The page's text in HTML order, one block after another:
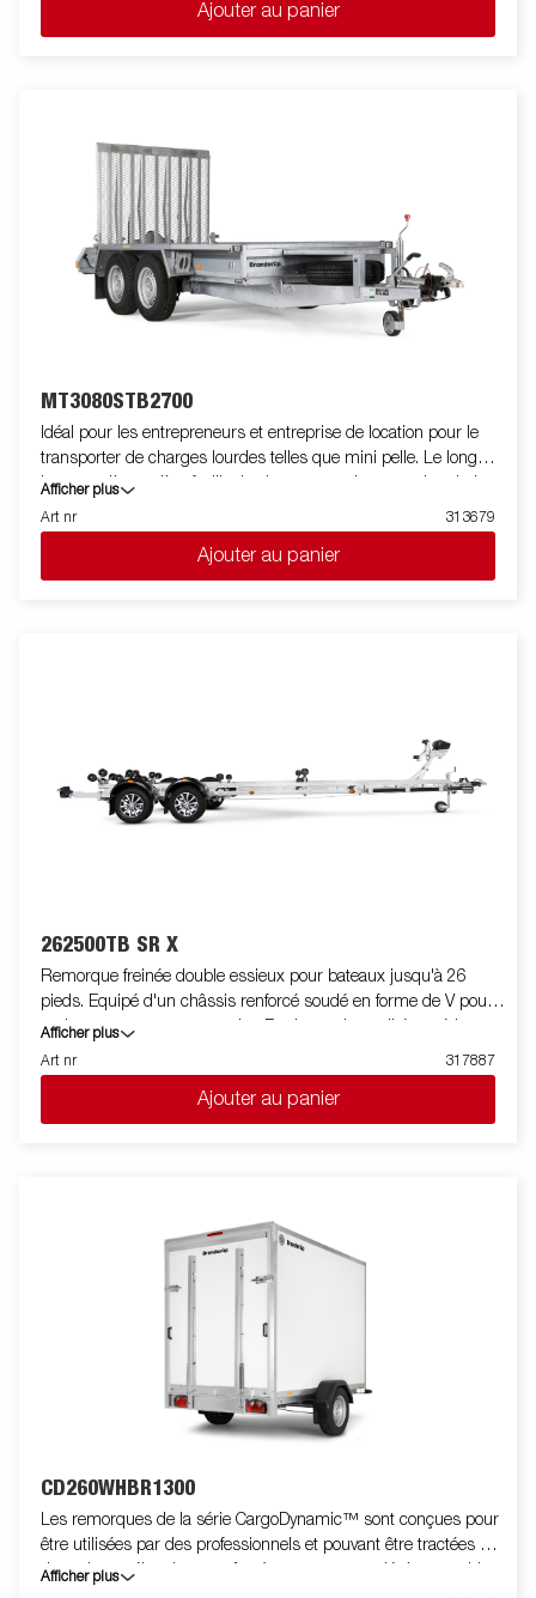
renforcés et de rouleaux latéraux réglables pour s’adapter
facilement à votre bateau. Chassis galvanisé à chaud pour une
pour une durée de vie prolongée. Le treuil et la potence de treuil
sont facilement réglables pour s'adapter à votre bateau. La
potence de treuil est également équipée d'une chaine de
sécurité supplémentaire pour sécuriser votre bateau sur la
remorque lors du transport. Les feux télescopiques réglables
facilitent l'utilisation de la remorque pour bateau, offrant une
plus grande flexibilité, commodité et sécurité sur la route.
L'ensemble de feu est entièrement étanche, y compris le
connecteur et le faiceau. Les images sont fournies à titre
option.
Ajouter au panier
MT3080STB2700
Idéal pour les entrepreneurs et entreprise de location pour le
transporter de charges lourdes telles que mini pelle. Le long
hayon arrière arrière facilite le chargement. Les marche pieds et
garde boue renforcés facilitent l'accès au chargement. Le
support godet et roue jockey sont de série. Les images ne sont
données qu'à titre indicatif et peuvent présenter des
équipements optionnels.
Afficher plus
Art nr
313679
Ajouter au panier
262500TB SR X
Remorque freinée double essieux pour bateaux jusqu'à 26
pieds. Equipé d'un châssis renforcé soudé en forme de V pour
un bon comportement routier. Rouleaux de qualité supérieure
pour diminuer les contraintes sur la coque du bateau. Berceau
arrière renforcé et inclinable, doté de rouleaux de quille
renforcés et de rouleaux latéraux réglables pour s’adapter
facilement à votre bateau. Chassis galvanisé à chaud pour une
pour une durée de vie prolongée. Le treuil et la potence de treuil
sont facilement réglables pour s'adapter à votre bateau. La
potence de treuil est également équipée d'une chaine de
sécurité supplémentaire pour sécuriser votre bateau sur la
remorque lors du transport. Les feux télescopiques réglables
plus grande flexibilité, commodité et sécurité sur la route.
L'ensemble de feu est entièrement étanche, y compris le
connecteur et le faiceau. Les images sont fournies à titre
option.
Afficher plus
Art nr
317887
Ajouter au panier
CD260WHBR1300
Les remorques de la série CargoDynamic™ sont conçues pour
être utilisées par des professionnels et pouvant être tractées par
des voitures électriques grâce à une remorque légère capable
Afficher plus